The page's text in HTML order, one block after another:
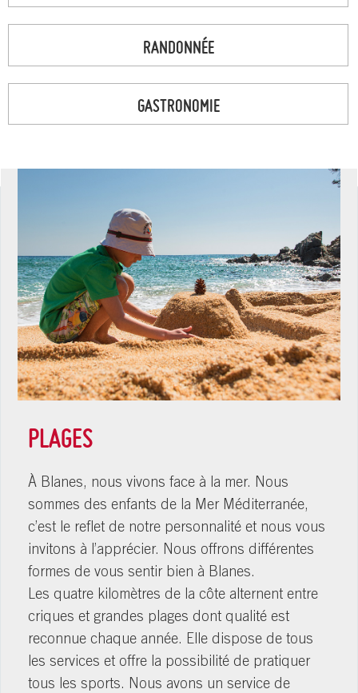
RANDONNÉE
GASTRONOMIE
PLAGES
À Blanes, nous vivons face à la mer. Nous
sommes des enfants de la Mer Méditerranée,
c’est le reflet de notre personnalité et nous vous
invitons à l’apprécier. Nous offrons différentes
formes de vous sentir bien à Blanes.
Les quatre kilomètres de la côte alternent entre
criques et grandes plages dont qualité est
reconnue chaque année. Elle dispose de tous
les services et offre la possibilité de pratiquer
tous les sports. Nous avons un service de